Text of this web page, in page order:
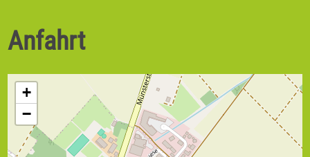
Anfahrt
+
−